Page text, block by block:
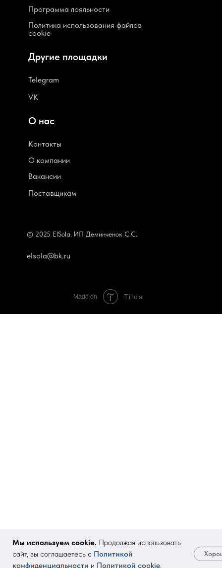
Мы используем cookie. Продолжая использовать
сайт, вы соглашаетесь с Политикой
конфиденциальности и Политикой cookie.
Программа лояльности
Политика использования файлов
cookie
elsola@bk.ru
Контакты
© 2025 ElSola. ИП Деминченок С.С.
Поставщикам
Вакансии
О компании
Telegram
VK
О нас
Другие площадки
Made on Tilda